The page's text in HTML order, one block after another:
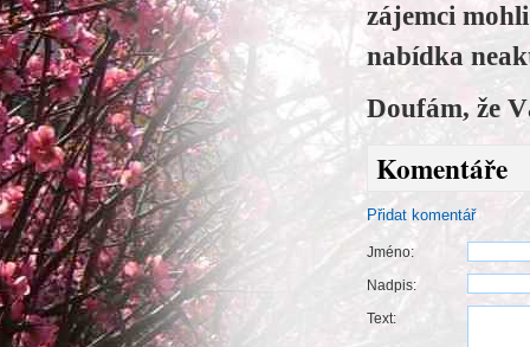
zájemci
nabídka
Doufám, že
Komentáře
Přidat komentář
Jméno:
Nadpis:
Text: